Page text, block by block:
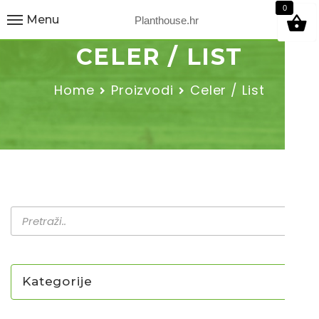
Planthouse.hr
Menu
9
CELER / LIST
Home Proizvodi Celer / List
Kategorije
0